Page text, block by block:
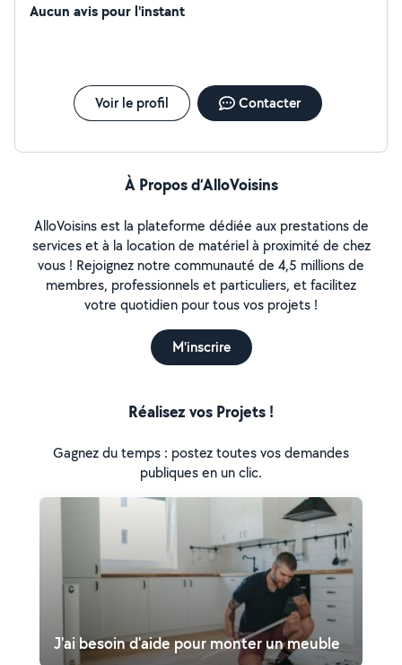
Aucun avis pour l'instant
Voir le profil Contacter
À Propos d’AlloVoisins
AlloVoisins est la plateforme dédiée aux prestations de
services et à la location de matériel à proximité de chez
vous ! Rejoignez notre communauté de 4,5 millions de
membres, professionnels et particuliers, et facilitez
votre quotidien pour tous vos projets !
M'inscrire
Réalisez vos Projets !
Gagnez du temps : postez toutes vos demandes
publiques en un clic.
J'ai besoin d'aide pour monter un meuble